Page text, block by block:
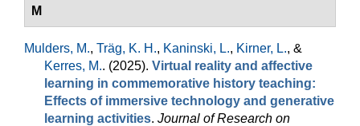
M
Mulders, M., Träg, K. H., Kaninski, L., Kirner, L., &
Kerres, M.. (2025). Virtual reality and affective
learning in commemorative history teaching:
Effects of immersive technology and generative
learning activities. Journal of Research on